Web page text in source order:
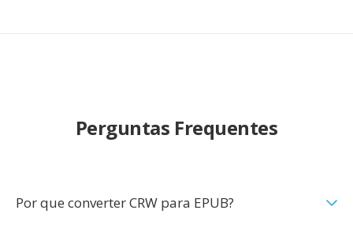
Perguntas Frequentes
Por que converter CRW para EPUB?